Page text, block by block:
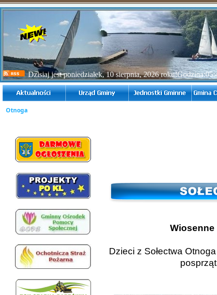
Dzisiaj jest poniedziałek, 10 sierpnia, 2026 roku!Godzina:
Otnoga
Wiosenne
Dzieci z Sołectwa